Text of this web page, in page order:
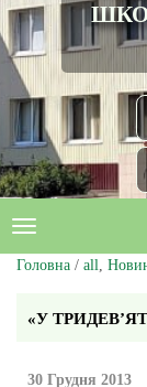
Головна / all,
«У
30 Грудня 2013